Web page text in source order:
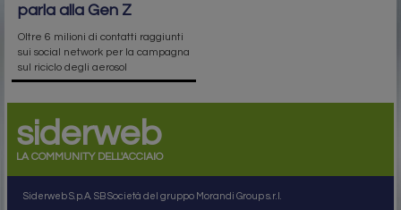
parla alla Gen Z
Oltre 6 milioni di contatti raggiunti
sui social network per la campagna
sul riciclo degli aerosol
siderweb
LA COMMUNITY DELL'ACCIAIO
Siderweb S.p.A. SB Società del gruppo Morandi Group s.r.l.